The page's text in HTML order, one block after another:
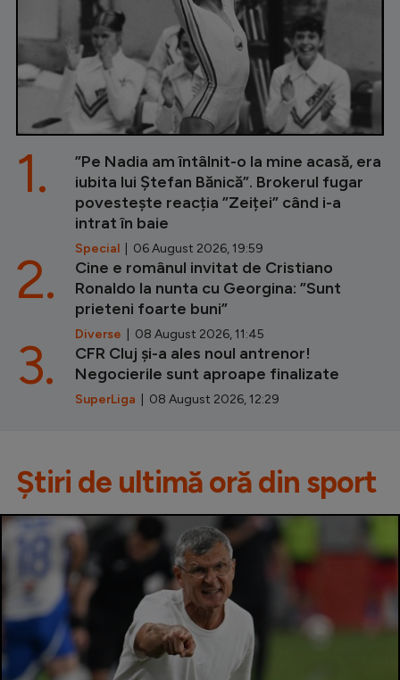
”Pe Nadia am întâlnit-o la mine acasă, era
iubita lui Ștefan Bănică”. Brokerul fugar
povestește reacția ”Zeiței” când i-a
intrat în baie
Special | 06 August 2026, 19:59
1.
Cine e românul invitat de Cristiano
Ronaldo la nunta cu Georgina: ”Sunt
prieteni foarte buni”
Diverse | 08 August 2026, 11:45
2.
CFR Cluj și-a ales noul antrenor!
Negocierile sunt aproape finalizate
SuperLiga | 08 August 2026, 12:29
3.
Știri de ultimă oră din sport